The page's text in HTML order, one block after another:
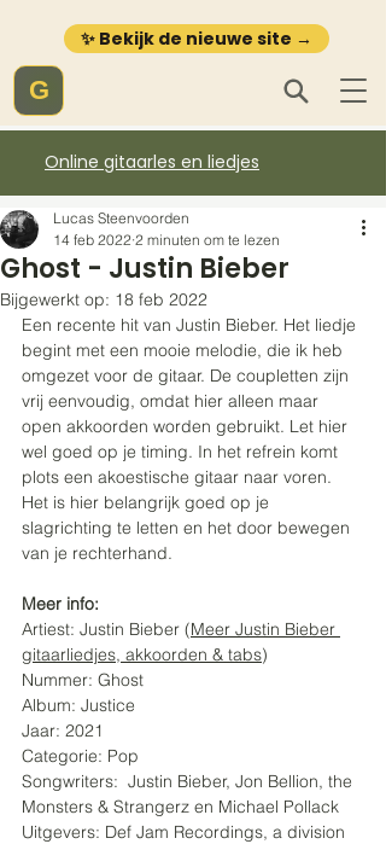
✨ Bekijk de nieuwe site →
G
Online gitaarles en liedjes
Ghost - Justin Bieber
Lucas Steenvoorden
14 feb 2022 2 minuten om te lezen
Bijgewerkt op: 18 feb 2022
Een recente hit van Justin Bieber. Het liedje
begint met een mooie melodie, die ik heb
omgezet voor de gitaar. De coupletten zijn
vrij eenvoudig, omdat hier alleen maar
open akkoorden worden gebruikt. Let hier
wel goed op je timing. In het refrein komt
plots een akoestische gitaar naar voren.
Het is hier belangrijk goed op je
slagrichting te letten en het door bewegen
van je rechterhand.
Meer info:
Artiest: Justin Bieber (Meer Justin Bieber
gitaarliedjes, akkoorden & tabs)
Nummer: Ghost
Album: Justice
Jaar: 2021
Categorie: Pop
Songwriters:  Justin Bieber, Jon Bellion, the
Monsters & Strangerz en Michael Pollack
Uitgevers: Def Jam Recordings, a division